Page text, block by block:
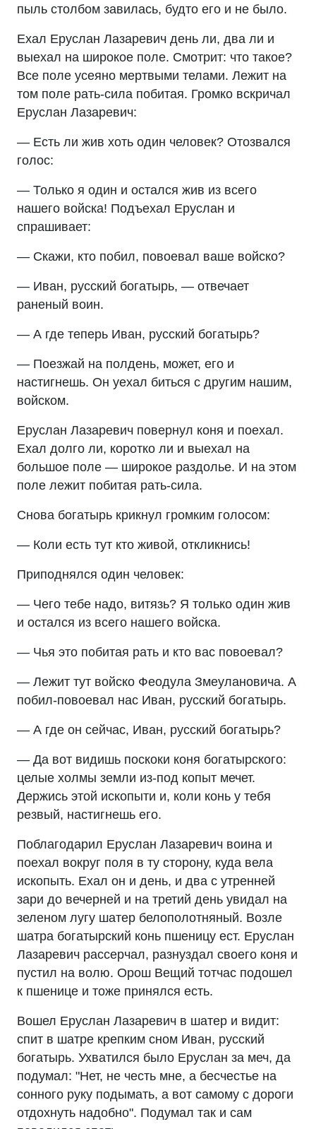
пыль столбом завилась, будто его и не было.
Ехал Еруслан Лазаревич день ли, два ли и
выехал на широкое поле. Смотрит: что такое?
Все поле усеяно мертвыми телами. Лежит на
том поле рать-сила побитая. Громко вскричал
Еруслан Лазаревич:
— Есть ли жив хоть один человек? Отозвался
голос:
— Только я один и остался жив из всего
нашего войска! Подъехал Еруслан и
спрашивает:
— Скажи, кто побил, повоевал ваше войско?
— Иван, русский богатырь, — отвечает
раненый воин.
— А где теперь Иван, русский богатырь?
— Поезжай на полдень, может, его и
настигнешь. Он уехал биться с другим нашим,
войском.
Еруслан Лазаревич повернул коня и поехал.
Ехал долго ли, коротко ли и выехал на
большое поле — широкое раздолье. И на этом
поле лежит побитая рать-сила.
Снова богатырь крикнул громким голосом:
— Коли есть тут кто живой, откликнись!
Приподнялся один человек:
— Чего тебе надо, витязь? Я только один жив
и остался из всего нашего войска.
— Чья это побитая рать и кто вас повоевал?
— Лежит тут войско Феодула Змеулановича. А
побил-повоевал нас Иван, русский богатырь.
— А где он сейчас, Иван, русский богатырь?
— Да вот видишь поскоки коня богатырского:
целые холмы земли из-под копыт мечет.
Держись этой ископыти и, коли конь у тебя
резвый, настигнешь его.
Поблагодарил Еруслан Лазаревич воина и
поехал вокруг поля в ту сторону, куда вела
ископыть. Ехал он и день, и два с утренней
зари до вечерней и на третий день увидал на
зеленом лугу шатер белополотняный. Возле
шатра богатырский конь пшеницу ест. Еруслан
Лазаревич рассерчал, разнуздал своего коня и
пустил на волю. Орош Вещий тотчас подошел
к пшенице и тоже принялся есть.
Вошел Еруслан Лазаревич в шатер и видит:
спит в шатре крепким сном Иван, русский
богатырь. Ухватился было Еруслан за меч, да
подумал: "Нет, не честь мне, а бесчестье на
сонного руку подымать, а вот самому с дороги
отдохнуть надобно". Подумал так и сам